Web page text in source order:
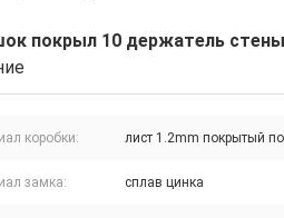
покрыл 10 держатель
коробки: лист 1.2mm покрытый
замка: сплав цинка